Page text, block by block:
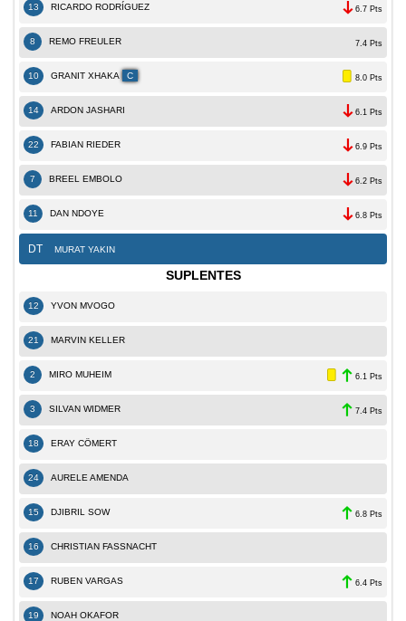
13 RICARDO RODRÍ­GUEZ 6.7 Pts
8 REMO FREULER 7.4 Pts
10 GRANIT XHAKA C 8.0 Pts
14 ARDON JASHARI 6.1 Pts
22 FABIAN RIEDER 6.9 Pts
7 BREEL EMBOLO 6.2 Pts
11 DAN NDOYE 6.8 Pts
DT MURAT YAKIN
SUPLENTES
12 YVON MVOGO
21 MARVIN KELLER
2 MIRO MUHEIM 6.1 Pts
3 SILVAN WIDMER 7.4 Pts
18 ERAY CÖMERT
24 AURELE AMENDA
15 DJIBRIL SOW 6.8 Pts
16 CHRISTIAN FASSNACHT
17 RUBEN VARGAS 6.4 Pts
19 NOAH OKAFOR